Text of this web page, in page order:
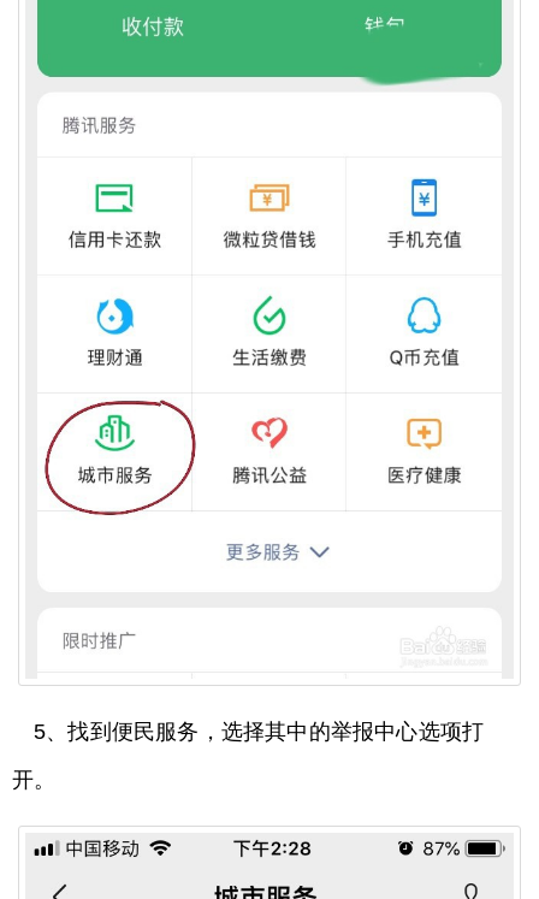
5、找到便民服务，选择其中的举报中心选项打
开。